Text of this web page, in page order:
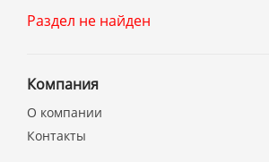
Раздел не найден
Компания
О компании
Контакты